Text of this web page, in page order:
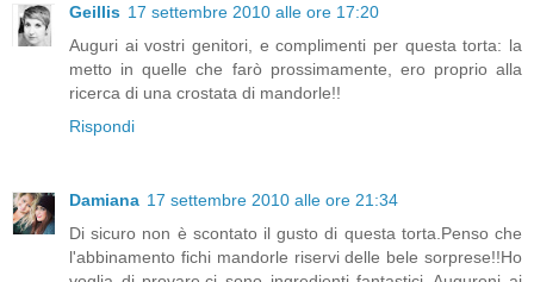
Geillis 17 settembre 2010 alle ore 17:20
Auguri ai vostri genitori, e complimenti per questa torta: la
metto in quelle che farò prossimamente, ero proprio alla
ricerca di una crostata di mandorle!!
Rispondi
Damiana 17 settembre 2010 alle ore 21:34
Di sicuro non è scontato il gusto di questa torta.Penso che
l'abbinamento fichi mandorle riservi delle bele sorprese!!Ho